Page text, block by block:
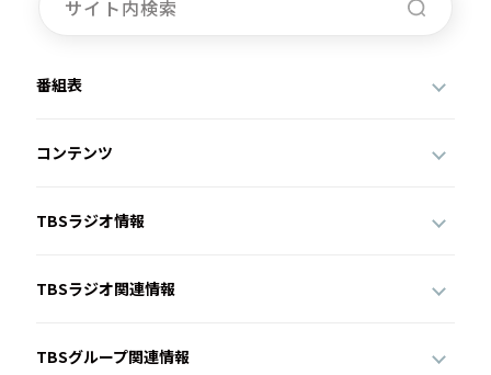
番組表
コンテンツ
TBSラジオ情報
TBSラジオ関連情報
TBSグループ関連情報